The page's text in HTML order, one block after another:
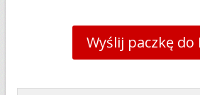
Wyślij paczkę do